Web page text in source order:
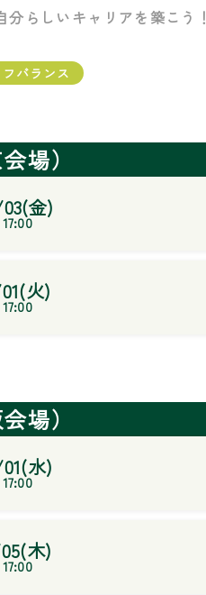
らしいキャリアを築こう！
バランス
場）
金)
火)
場）
水)
木)